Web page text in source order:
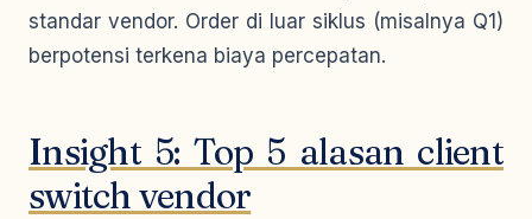
standar vendor. Order di luar siklus (misalnya Q1)
berpotensi terkena biaya percepatan.
Insight 5: Top 5 alasan client
switch vendor